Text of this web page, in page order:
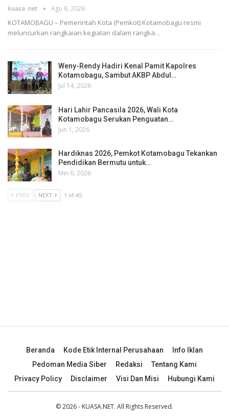
kuasa .net Agu 8, 2026
KOTAMOBAGU – Pemerintah Kota (Pemkot) Kotamobagu resmi
meluncurkan rangkaian kegiatan dalam rangka…
Weny-Rendy Hadiri Kenal Pamit Kapolres
Kotamobagu, Sambut AKBP Abdul…
Jul 14, 2026
Hari Lahir Pancasila 2026, Wali Kota
Kotamobagu Serukan Penguatan…
Jun 1, 2026
Hardiknas 2026, Pemkot Kotamobagu Tekankan
Pendidikan Bermutu untuk…
Mei 6, 2026
PREV NEXT 1 of 45
Beranda Kode Etik Internal Perusahaan
Info Iklan
Pedoman Media Siber
Redaksi
Tentang Kami
Privacy Policy
Disclaimer Visi Dan Misi Hubungi Kami
© 2026 - KUASA.NET. All Rights Reserved.